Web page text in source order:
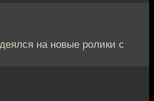
на новые ролики с